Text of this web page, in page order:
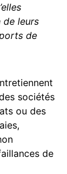
de leurs
de
sociétés
ou des
de